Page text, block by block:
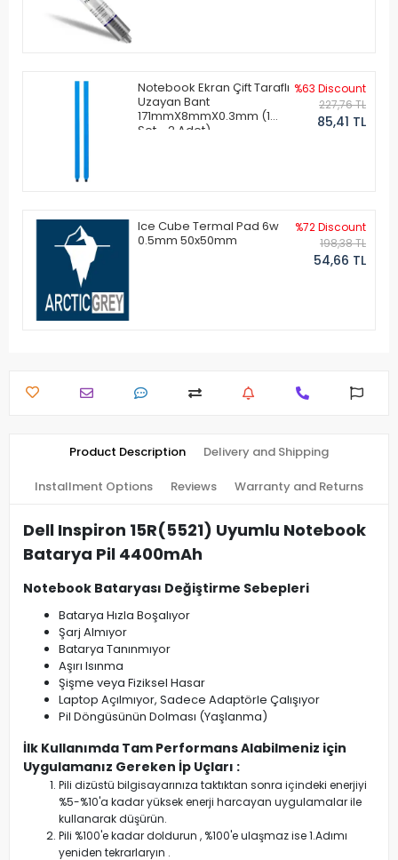
Notebook Ekran Çift Taraflı
Uzayan Bant
171mmX8mmX0.3mm (1
Set - 2 Adet)
%63 Discount
227,76 TL
85,41 TL
Ice Cube Termal Pad 6w
0.5mm 50x50mm
%72 Discount
198,38 TL
54,66 TL
Product Description Delivery and Shipping
Installment Options Reviews Warranty and Returns
Dell Inspiron 15R(5521) Uyumlu Notebook
Batarya Pil 4400mAh
Notebook Bataryası Değiştirme Sebepleri
Batarya Hızla Boşalıyor
Şarj Almıyor
Batarya Tanınmıyor
Aşırı Isınma
Şişme veya Fiziksel Hasar
Laptop Açılmıyor, Sadece Adaptörle Çalışıyor
Pil Döngüsünün Dolması (Yaşlanma)
İlk Kullanımda Tam Performans Alabilmeniz için
Uygulamanız Gereken İp Uçları :
Pili dizüstü bilgisayarınıza taktıktan sonra içindeki enerjiyi
%5-%10'a kadar yüksek enerji harcayan uygulamalar ile
kullanarak düşürün.
Pili %100'e kadar doldurun , %100'e ulaşmaz ise 1.Adımı
yeniden tekrarlaryın .